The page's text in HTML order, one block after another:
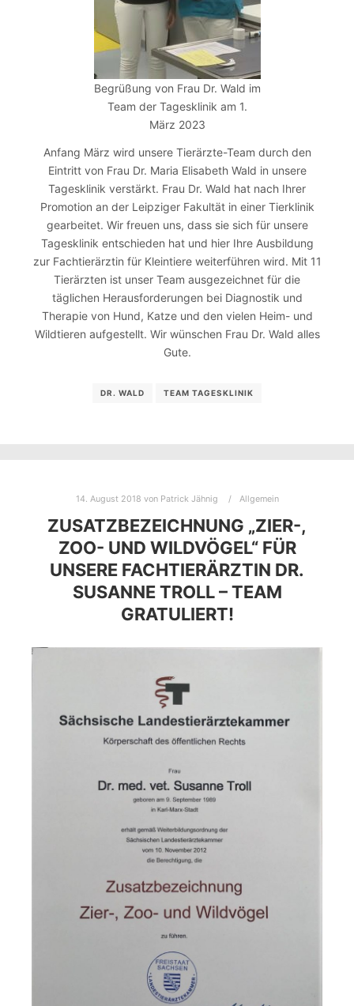
Begrüßung von Frau Dr. Wald im
Team der Tagesklinik am 1.
März 2023
Anfang März wird unsere Tierärzte-Team durch den
Eintritt von Frau Dr. Maria Elisabeth Wald in unsere
Tagesklinik verstärkt. Frau Dr. Wald hat nach Ihrer
Promotion an der Leipziger Fakultät in einer Tierklinik
gearbeitet. Wir freuen uns, dass sie sich für unsere
Tagesklinik entschieden hat und hier Ihre Ausbildung
zur Fachtierärztin für Kleintiere weiterführen wird. Mit 11
Tierärzten ist unser Team ausgezeichnet für die
täglichen Herausforderungen bei Diagnostik und
Therapie von Hund, Katze und den vielen Heim- und
Wildtieren aufgestellt. Wir wünschen Frau Dr. Wald alles
Gute.
DR. WALD TEAM TAGESKLINIK
14. August 2018 von Patrick Jähnig Allgemein
ZUSATZBEZEICHNUNG „ZIER-,
ZOO- UND WILDVÖGEL“ FÜR
UNSERE FACHTIERÄRZTIN DR.
SUSANNE TROLL – TEAM
GRATULIERT!